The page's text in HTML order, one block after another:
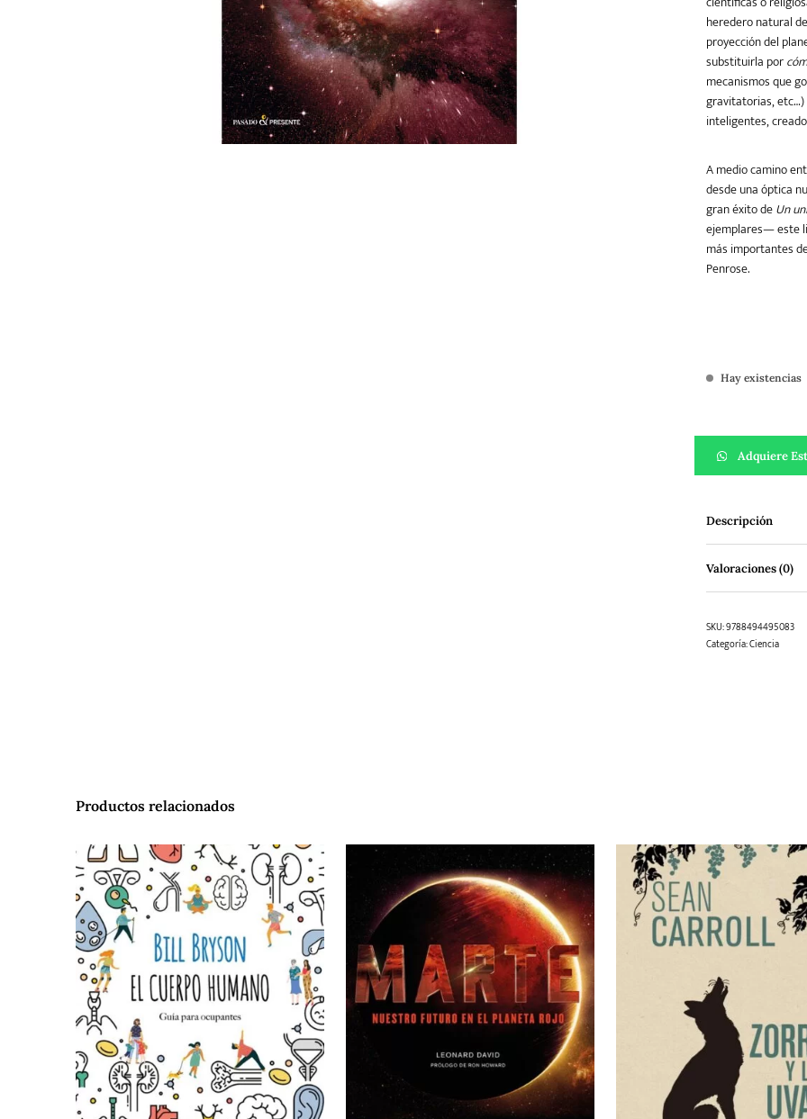
heredero natural
proyección del
substituirla por
mecanismos que
gravitatorias,
inteligentes,
A medio camino
desde una óptica
gran éxito deUn
ejemplares— este
más importantes
Penrose.
Hay existencias
Adquiere
Descripción
Valoraciones (0)
SKU:9788494495083
Categoría:Ciencia
Productos relacionados